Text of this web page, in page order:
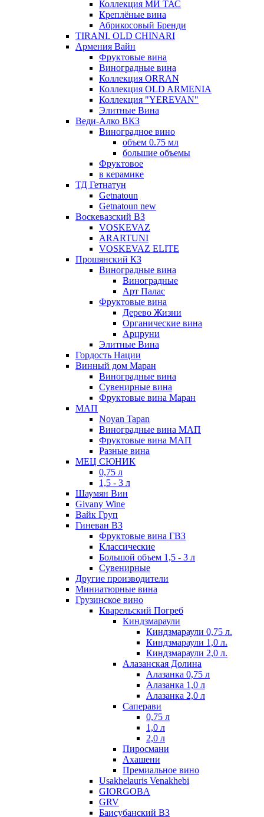
Коллекция МИ ТАС
Креплёные вина
Абрикосовый Бренди
TIRANI. OLD CHINARI
Армения Вайн
Фруктовые вина
Виноградные вина
Коллекция ORRAN
Коллекция OLD ARMENIA
Коллекция "YEREVAN"
Элитные Вина
Веди-Алко ВКЗ
Виноградное вино
объем 0.75 мл
большие объемы
Фруктовое
в керамике
ТД Гетнатун
Getnatoun
Getnatoun new
Воскевазский ВЗ
VOSKEVAZ
ARARTUNI
VOSKEVAZ ELITE
Прошянский КЗ
Виноградные вина
Виноградные
Арт Палас
Фруктовые вина
Дерево Жизни
Органические вина
Арцруни
Элитные Вина
Гордость Нации
Винный дом Маран
Виноградные вина
Сувенирные вина
Фруктовые вина Маран
МАП
Noyan Tapan
Виноградные вина МАП
Фруктовые вина МАП
Разные вина
МЕЦ СЮНИК
0,75 л
1,5 - 3 л
Шаумян Вин
Givany Wine
Вайк Груп
Гиневан ВЗ
Фруктовые вина ГВЗ
Классические
Большой объем 1,5 - 3 л
Сувенирные
Другие производители
Миниатюрные вина
Грузинское вино
Кварельский Погреб
Киндзмараули
Киндзмараули 0,75 л.
Киндзмараули 1,0 л.
Киндзмараули 2,0 л.
Алазанская Долина
Алазанка 0,75 л
Алазанка 1,0 л
Алазанка 2,0 л
Саперави
0,75 л
1,0 л
2,0 л
Пиросмани
Ахашени
Премиальное вино
Usakhelauris Venakhebi
GIORGOBA
GRV
Баисубанский ВЗ